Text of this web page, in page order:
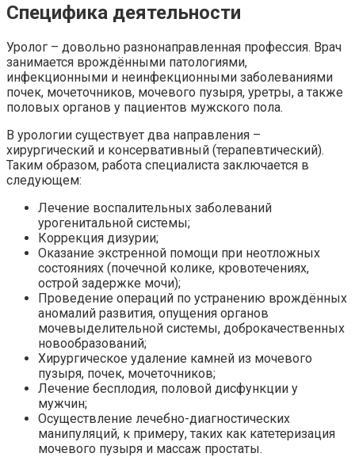
Специфика деятельности
Уролог – довольно разнонаправленная профессия. Врач
занимается врождёнными патологиями,
инфекционными и неинфекционными заболеваниями
почек, мочеточников, мочевого пузыря, уретры, а также
половых органов у пациентов мужского пола.
В урологии существует два направления –
хирургический и консервативный (терапевтический).
Таким образом, работа специалиста заключается в
следующем:
Лечение воспалительных заболеваний
урогенитальной системы;
Коррекция дизурии;
Оказание экстренной помощи при неотложных
состояниях (почечной колике, кровотечениях,
острой задержке мочи);
Проведение операций по устранению врождённых
аномалий развития, опущения органов
мочевыделительной системы, доброкачественных
новообразований;
Хирургическое удаление камней из мочевого
пузыря, почек, мочеточников;
Лечение бесплодия, половой дисфункции у
мужчин;
Осуществление лечебно-диагностических
манипуляций, к примеру, таких как катетеризация
мочевого пузыря и массаж простаты.